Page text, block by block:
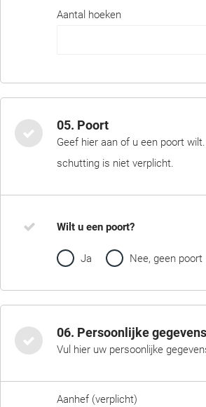
Aantal hoeken
05. Poort
Geef hier aan of u een poort
schutting is niet verplicht.
Wilt u een poort?
Ja Nee, geen poort
06. Persoonlijke gegevens
Vul hier uw persoonlijke
Aanhef (verplicht)